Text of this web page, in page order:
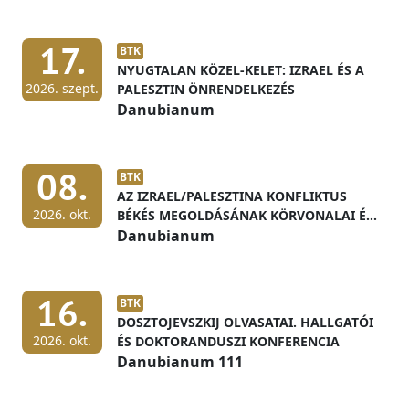
17.
2026. szept.
BTK
NYUGTALAN KÖZEL-KELET: IZRAEL ÉS A
PALESZTIN ÖNRENDELKEZÉS
Danubianum
08.
2026. okt.
BTK
AZ IZRAEL/PALESZTINA KONFLIKTUS
BÉKÉS MEGOLDÁSÁNAK KÖRVONALAI ÉS
ELŐFELTÉTELEI
Danubianum
16.
2026. okt.
BTK
DOSZTOJEVSZKIJ OLVASATAI. HALLGATÓI
ÉS DOKTORANDUSZI KONFERENCIA
Danubianum 111